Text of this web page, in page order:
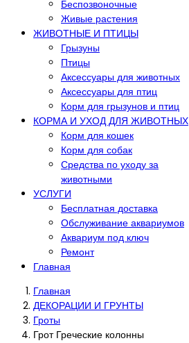
Беспозвоночные
Живые растения
ЖИВОТНЫЕ И ПТИЦЫ
Грызуны
Птицы
Аксессуары для животных
Аксессуары для птиц
Корм для грызунов и птиц
КОРМА И УХОД ДЛЯ ЖИВОТНЫХ
Корм для кошек
Корм для собак
Средства по уходу за
животными
УСЛУГИ
Бесплатная доставка
Обслуживание аквариумов
Аквариум под ключ
Ремонт
Главная
Главная
ДЕКОРАЦИИ И ГРУНТЫ
Гроты
Грот Греческие колонны